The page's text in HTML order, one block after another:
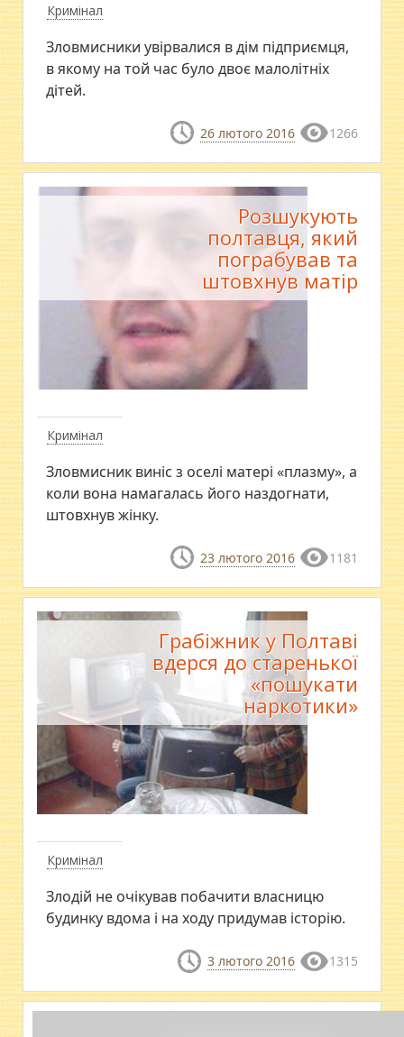
Кримінал
Зловмисники увірвалися в дім підприємця,
в якому на той час було двоє малолітніх
дітей.
26 лютого 2016 1266
Кримінал
Розшукують
полтавця, який
пограбував та
штовхнув матір
Зловмисник виніс з оселі матері «плазму», а
коли вона намагалась його наздогнати,
штовхнув жінку.
23 лютого 2016 1181
Кримінал
Грабіжник у Полтаві
вдерся до старенької
«пошукати
наркотики»
​Злодій не очікував побачити власницю
будинку вдома і на ходу придумав історію.
3 лютого 2016 1315